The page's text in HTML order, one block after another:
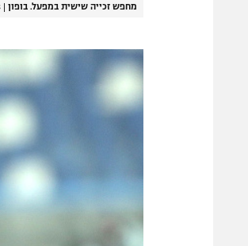
מחפש זכייה שישית במפעל. בופון |